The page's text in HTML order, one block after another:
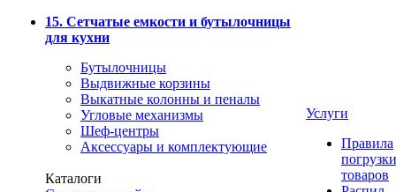
15. Сетчатые емкости и бутылочницы
для кухни
Бутылочницы
Выдвижные корзины
Выкатные колонны и пеналы
Угловые механизмы
Шеф-центры
Аксессуары и комплектующие
Каталоги
Услуги
Правила
погрузки
товаров